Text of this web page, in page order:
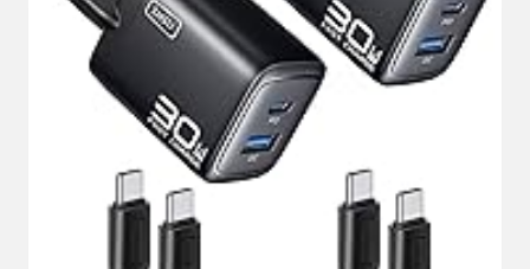
4
PORTS
MEHRFACH
LADEGERÄT
MIT
USB-
C